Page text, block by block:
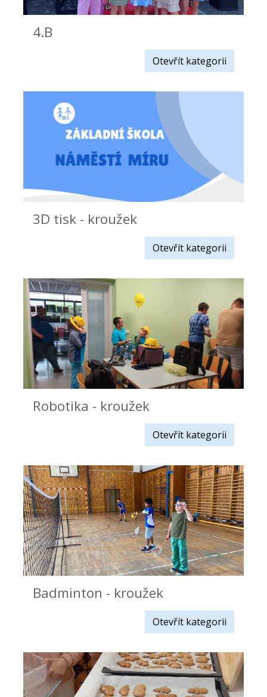
4.B
Otevřít kategorii
3D tisk - kroužek
Otevřít kategorii
Robotika - kroužek
Otevřít kategorii
Badminton - kroužek
Otevřít kategorii